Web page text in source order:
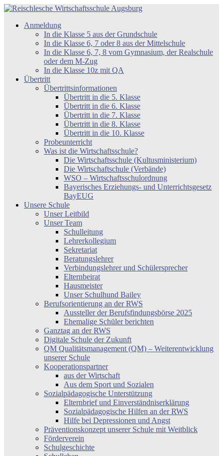
Zum
springen
Reischlesche
Wirtschaftsschule
Anmeldung
In die Klasse 5 aus der Grundschule
In die Klasse 6, 7 oder 8 aus der Mittelschule
In die Klasse 6, 7, 8 vom Gymnasium, der Realschule
oder dem M-Zug
In die Klasse 10z mit QA
Übertritt
Übertrittsinformationen
Übertritt in die 5. Klasse
Übertritt in die 6. Klasse
Übertritt in die 7. Klasse
Übertritt in die 8. Klasse
Übertritt in die 10. Klasse
Probeunterricht
Was ist die Wirtschaftsschule?
Die Wirtschaftsschule (Kultusministerium)
Die Wirtschaftschule (Verbände)
WSO – Wirtschaftsschulordnung
Bayerisches Erziehungs- und Unterrichtsgesetz
BayEUG
Unsere Schule
Unser Leitbild
Unser Team
Schulleitung
Lehrerkollegium
Sekretariat
Beratungslehrer
Verbindungslehrer und Schülersprecher
Elternbeirat
Hausmeister
Unser Schulhund Bailey
Berufsorientierung an der RWS
Aussteller der Berufsfindungsbörse 2025
Ehemalige Schüler berichten
Ganztag an der RWS
Digitale Schule der Zukunft
QM Qualitätsmanagement (QM) – Weiterentwicklung
unserer Schule
Kooperationspartner
aus der Wirtschaft
Aus dem Sport und Sozialen
Sozialpädagogische Unterstützung
Elternbrief und Einverständniserklärung
Sozialpädagogische Hilfen an der RWS
Hilfe bei Depressionen und Angst
Präventionskonzept unserer Schule mit Weitblick
Förderverein
Schulgeschichte